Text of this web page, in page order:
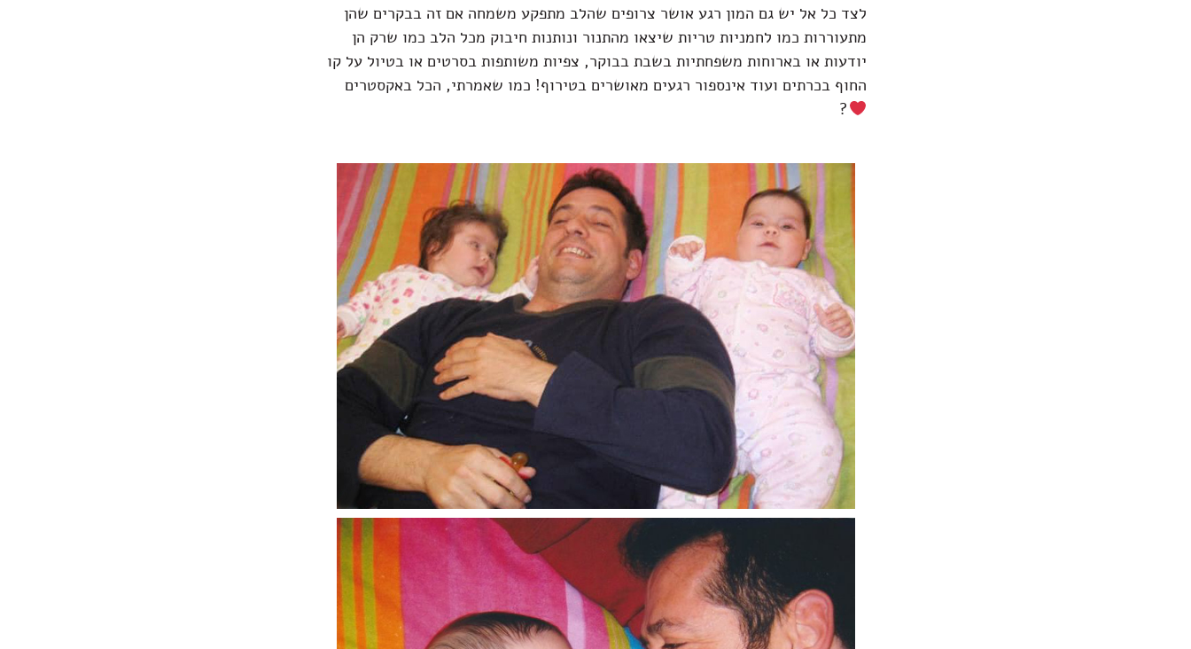
לצד כל אל יש גם המון רגע אושר צרופים שהלב מתפקע משמחה אם זה בבקרים שהן
מתעוררות כמו לחמניות טריות שיצאו מהתנור ונותנות חיבוק מכל הלב כמו שרק הן
יודעות או בארוחות משפחתיות בשבת בבוקר, צפיות משותפות בסרטים או בטיול על קו
החוף בכרתים ועוד אינספור רגעים מאושרים בטירוף! כמו שאמרתי, הכל באקסטרים
?